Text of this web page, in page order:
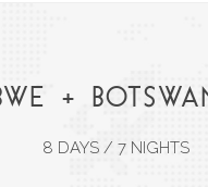
+
8 DAYS / 7 NIGHTS